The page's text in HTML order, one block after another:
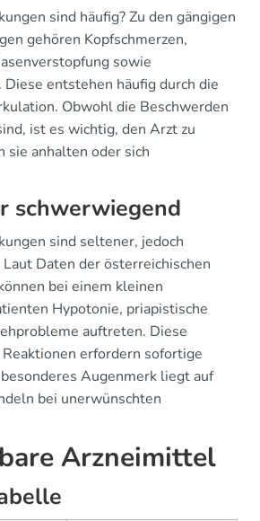
sind häufig? Zu den gängigen
gehören Kopfschmerzen,
sowie
Diese entstehen häufig durch die
Obwohl die Beschwerden
ist es wichtig, den Arzt zu
sie anhalten oder sich
schwerwiegend
sind seltener, jedoch
Daten der österreichischen
bei einem kleinen
Hypotonie, priapistische
auftreten. Diese
erfordern sofortige
Augenmerk liegt auf
bei unerwünschten
Arzneimittel